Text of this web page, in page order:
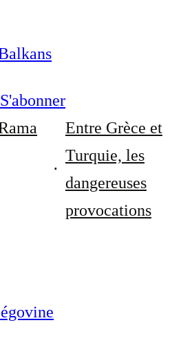
S'abonner
Entre Grèce et
Turquie, les
dangereuses
provocations